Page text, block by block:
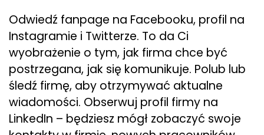
Odwiedź fanpage na Facebooku, profil na
Instagramie i Twitterze. To da Ci
wyobrażenie o tym, jak firma chce być
postrzegana, jak się komunikuje. Polub lub
śledź firmę, aby otrzymywać aktualne
wiadomości. Obserwuj profil firmy na
LinkedIn – będziesz mógł zobaczyć swoje